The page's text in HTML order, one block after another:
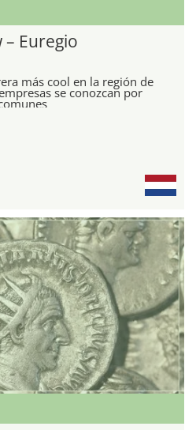
Euregio
más cool en la región de
se conozcan por